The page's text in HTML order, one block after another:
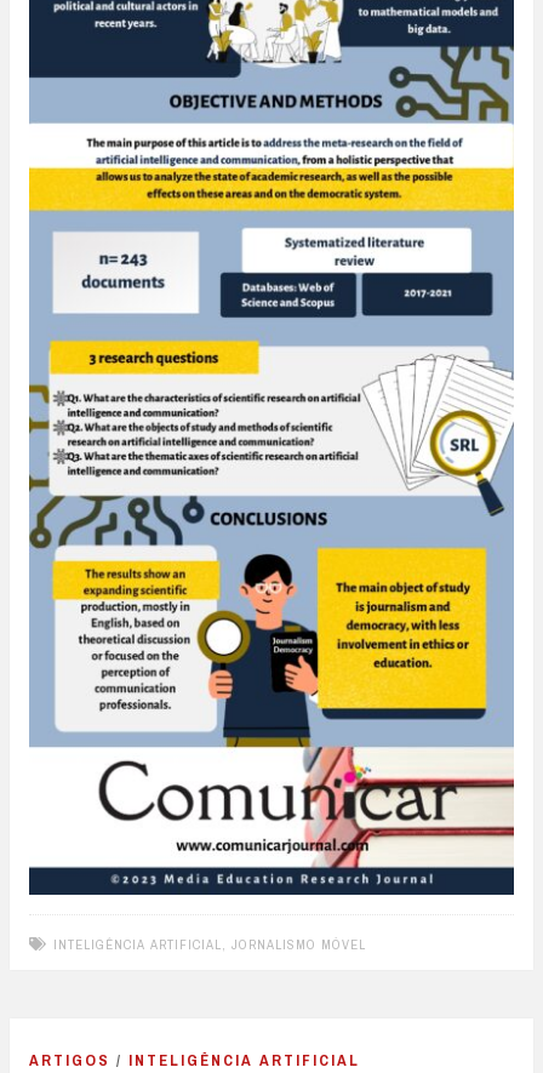
INTELIGÊNCIA ARTIFICIAL, JORNALISMO MÓVEL
ARTIGOS / INTELIGÊNCIA ARTIFICIAL